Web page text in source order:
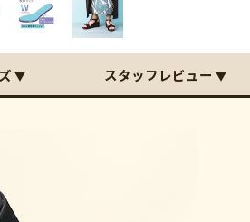
▼ スタッフレビュー▼